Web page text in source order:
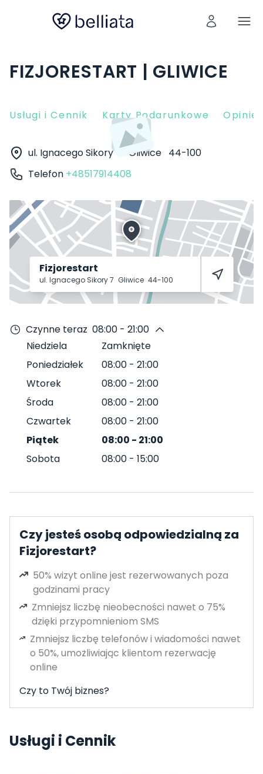
FIZJORESTART | GLIWICE
Usługi i Cennik Karty Podarunkowe Opinie
ul. Ignacego Sikory 7 Gliwice 44-100
Telefon +48517914408
Fizjorestart
ul. Ignacego Sikory 7 Gliwice 44-100
Czynne teraz 08:00 - 21:00
Niedziela
Zamknięte
Poniedziałek
08:00 - 21:00
Wtorek
08:00 - 21:00
Środa
08:00 - 21:00
Czwartek
08:00 - 21:00
Piątek
08:00 - 21:00
Sobota
08:00 - 15:00
Czy jesteś osobą odpowiedzialną za
Fizjorestart?
50% wizyt online jest rezerwowanych poza
godzinami pracy
Zmniejsz liczbę nieobecności nawet o 75%
dzięki przypomnieniom SMS
Zmniejsz liczbę telefonów i wiadomości nawet
o 50%, umożliwiając klientom rezerwację
online
Czy to Twój biznes?
Usługi i Cennik